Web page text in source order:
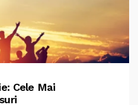
Cele Mai